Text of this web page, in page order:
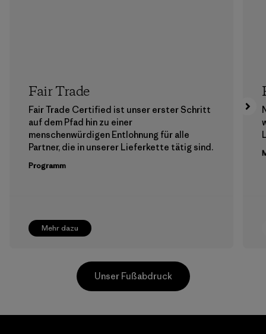
Mehr dazu
Fair Trade
Fair Trade Certified ist unser erster Schritt
auf dem Pfad hin zu einer
menschenwürdigen Entlohnung für alle
Partner, die in unserer Lieferkette tätig sind.
Programm
Unser Fußabdruck